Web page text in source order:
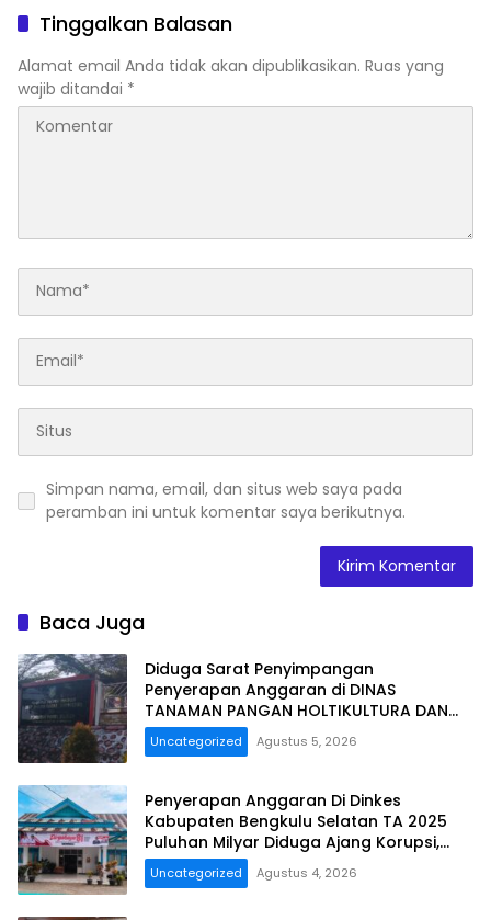
SELATAN MENDAPAT
SOROTAN MASYARAKAT
RELASI PUBLIK.
Tinggalkan Balasan
Alamat email Anda tidak akan dipublikasikan. Ruas yang
wajib ditandai *
Simpan nama, email, dan situs web saya pada
peramban ini untuk komentar saya berikutnya.
Baca Juga
Diduga Sarat Penyimpangan
Penyerapan Anggaran di DINAS
TANAMAN PANGAN HOLTIKULTURA DAN
PERKEBUNAN PROVINSI BENGKULU Tahun
Anggaran 2025 Resmi Dilaporkan
Uncategorized Agustus 5, 2026
Penyerapan Anggaran Di Dinkes
Kabupaten Bengkulu Selatan TA 2025
Puluhan Milyar Diduga Ajang Korupsi,
Dan Segera Dilaporkan.
Uncategorized Agustus 4, 2026